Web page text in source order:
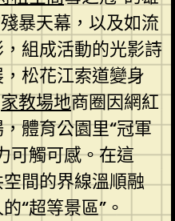
暴天幕，以及如流
組成活動的光影詩
松花江索道變身
家教場地商圈因網紅
體育公園里“冠軍
可觸可感。在這
間的界線溫順融
“超等景區”。